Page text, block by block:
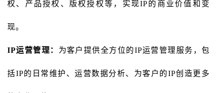
权、产品授权、版权授权等，实现IP的商业价值和变
现。
IP运营管理： 为客户提供全方位的IP运营管理服务，包
括IP的日常维护、运营数据分析、为客户的IP创造更多